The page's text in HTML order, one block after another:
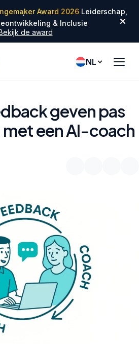
Award 2026
✦
✦
Leiderschap,
& Inclusie
de award
NL
geven pas
een AI-coach